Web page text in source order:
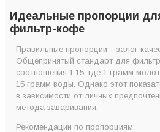
Идеальные пропорции
фильтр-кофе
Правильные пропорции – залог
Общепринятый стандарт для
соотношения 1:15, где 1 грамм
15 грамм воды. Однако этот
в зависимости от личных
метода заваривания.
Рекомендации по пропорциям: